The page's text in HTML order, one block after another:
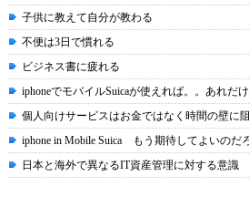
子供に教えて自分が教わる
不便は3日で慣れる
ビジネス書に疲れる
iphoneでモバイルSuicaが使えれば。。あれだ
個人向けサービスはお金ではなく時間の壁に
iphone in Mobile Suica もう期待してよいのだ
日本と海外で異なるIT資産管理に対する意識